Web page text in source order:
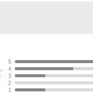
5
4
3
2
1